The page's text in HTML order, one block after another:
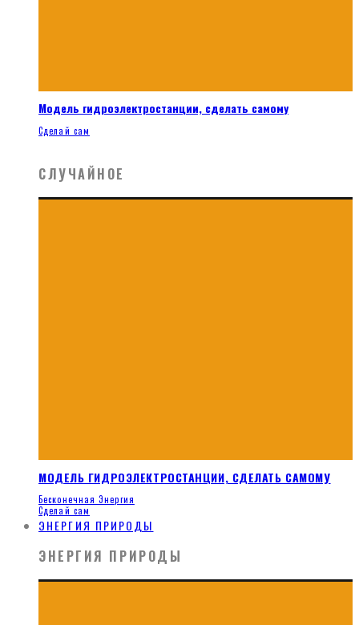
Модель гидроэлектростанции, сделать самому
Сделай сам
СЛУЧАЙНОЕ
МОДЕЛЬ ГИДРОЭЛЕКТРОСТАНЦИИ, СДЕЛАТЬ САМОМУ
Бесконечная Энергия
Сделай сам
ЭНЕРГИЯ ПРИРОДЫ
ЭНЕРГИЯ ПРИРОДЫ